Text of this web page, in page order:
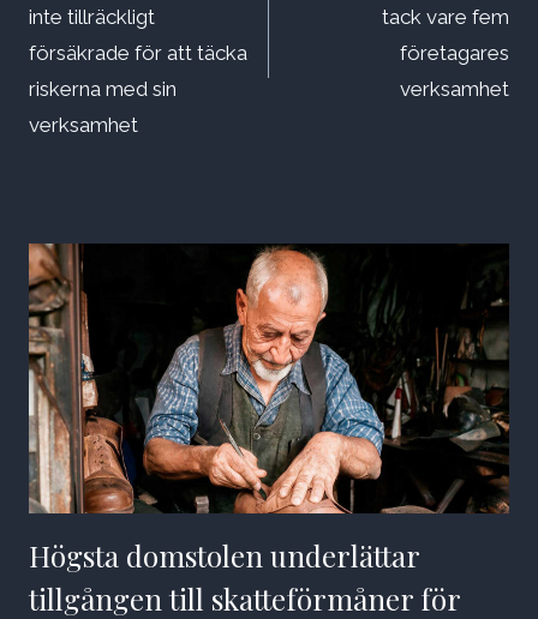
inte tillräckligt
försäkrade för att täcka
riskerna med sin
verksamhet
tack vare fem
företagares
verksamhet
Högsta domstolen underlättar
tillgången till skatteförmåner för